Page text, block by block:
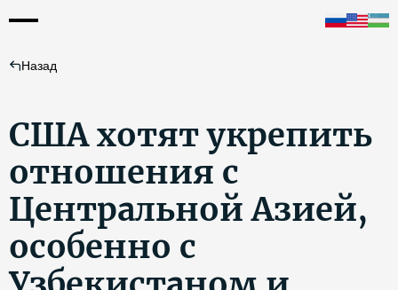
Назад
США хотят укрепить
отношения с
Центральной Азией,
особенно с